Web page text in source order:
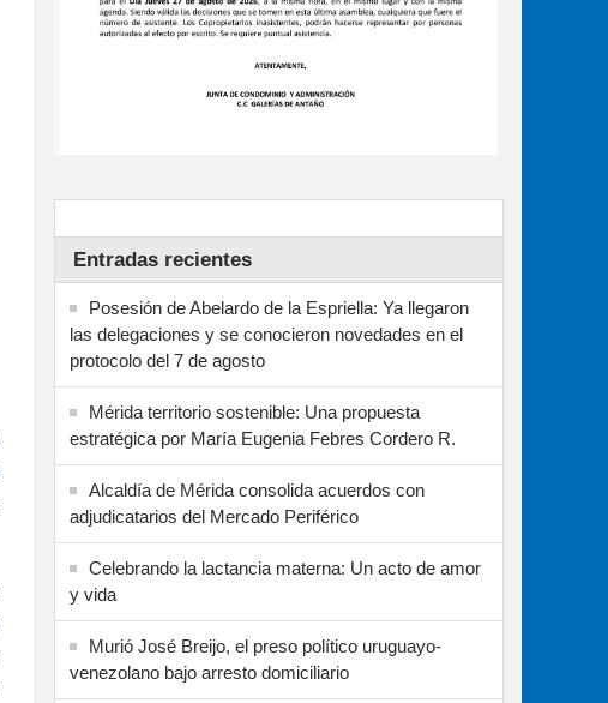
Entradas recientes
Posesión de Abelardo de la Espriella: Ya llegaron
las delegaciones y se conocieron novedades en el
protocolo del 7 de agosto
Mérida territorio sostenible: Una propuesta
estratégica por María Eugenia Febres Cordero R.
Alcaldía de Mérida consolida acuerdos con
adjudicatarios del Mercado Periférico
Celebrando la lactancia materna: Un acto de amor
y vida
Murió José Breijo, el preso político uruguayo-
venezolano bajo arresto domiciliario